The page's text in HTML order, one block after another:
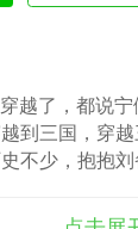
越了，都说
到三国，穿
不少，抱抱
张角选成继